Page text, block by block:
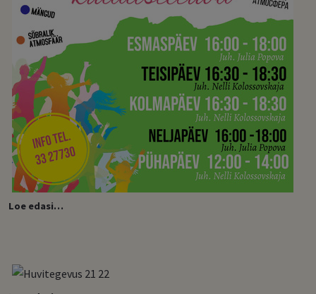
Loe edasi…